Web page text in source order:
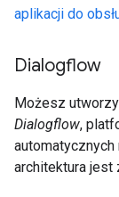
aplikacji do
Dialogflow
Możesz
Dialogflow,
architektura jest